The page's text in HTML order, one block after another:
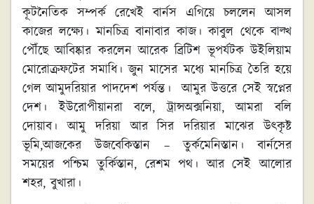
কূটনৈতিক সম্পর্ক রেখেই বার্নস এগিয়ে চললেন আসল
কাজের লক্ষ্যে। মানচিত্র বানাবার কাজ। কাবুল থেকে বাল্খ
পৌঁছে আবিষ্কার করলেন আরেক ব্রিটিশ ভূপর্যটক উইলিয়াম
মোরোক্রফটের সমাধি। জুন মাসের মধ্যে মানচিত্র তৈরি হয়ে
গেল আমুদরিয়ার পাদদেশ পর্যন্ত। আমুর উত্তরে সেই স্বপ্নের
দেশ। ইউরোপীয়ানরা বলে, ট্রান্সঅক্সনিয়া, আমরা বলি
দোয়াব। আমু দরিয়া আর সির দরিয়ার মাঝের উৎকৃষ্ট
ভূমি,আজকের উজবেকিস্তান – তুর্কমেনিস্তান। বার্নসের
সময়ের পশ্চিম তুর্কিস্তান, রেশম পথ। আর সেই আলোর
শহর, বুখারা।